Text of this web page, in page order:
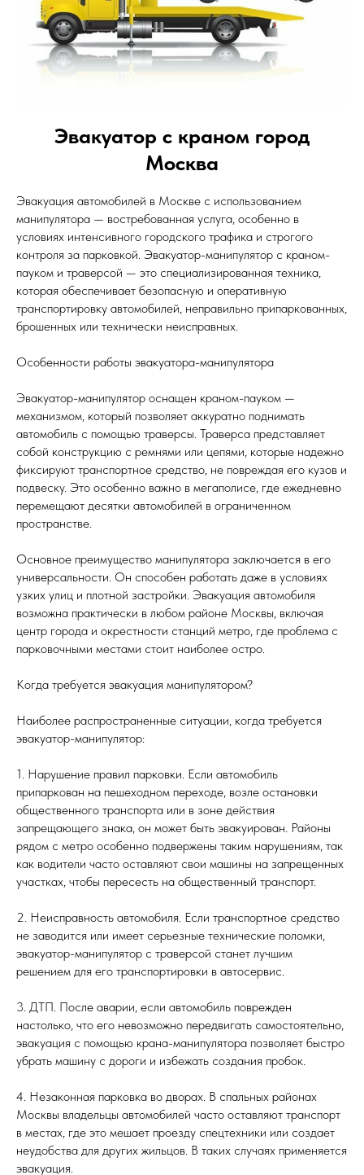
Эвакуатор с краном город
Москва
Эвакуация автомобилей в Москве с использованием
манипулятора — востребованная услуга, особенно в
условиях интенсивного городского трафика и строгого
контроля за парковкой. Эвакуатор-манипулятор с краном-
пауком и траверсой — это специализированная техника,
которая обеспечивает безопасную и оперативную
транспортировку автомобилей, неправильно припаркованных,
брошенных или технически неисправных.
Особенности работы эвакуатора-манипулятора
Эвакуатор-манипулятор оснащен краном-пауком —
механизмом, который позволяет аккуратно поднимать
автомобиль с помощью траверсы. Траверса представляет
собой конструкцию с ремнями или цепями, которые надежно
фиксируют транспортное средство, не повреждая его кузов и
подвеску. Это особенно важно в мегаполисе, где ежедневно
перемещают десятки автомобилей в ограниченном
пространстве.
Основное преимущество манипулятора заключается в его
универсальности. Он способен работать даже в условиях
узких улиц и плотной застройки. Эвакуация автомобиля
возможна практически в любом районе Москвы, включая
центр города и окрестности станций метро, где проблема с
парковочными местами стоит наиболее остро.
Когда требуется эвакуация манипулятором?
Наиболее распространенные ситуации, когда требуется
эвакуатор-манипулятор:
1. Нарушение правил парковки. Если автомобиль
припаркован на пешеходном переходе, возле остановки
общественного транспорта или в зоне действия
запрещающего знака, он может быть эвакуирован. Районы
рядом с метро особенно подвержены таким нарушениям, так
как водители часто оставляют свои машины на запрещенных
участках, чтобы пересесть на общественный транспорт.
2. Неисправность автомобиля. Если транспортное средство
не заводится или имеет серьезные технические поломки,
эвакуатор-манипулятор с траверсой станет лучшим
решением для его транспортировки в автосервис.
3. ДТП. После аварии, если автомобиль поврежден
настолько, что его невозможно передвигать самостоятельно,
эвакуация с помощью крана-манипулятора позволяет быстро
убрать машину с дороги и избежать создания пробок.
4. Незаконная парковка во дворах. В спальных районах
Москвы владельцы автомобилей часто оставляют транспорт
в местах, где это мешает проезду спецтехники или создает
неудобства для других жильцов. В таких случаях применяется
эвакуация.